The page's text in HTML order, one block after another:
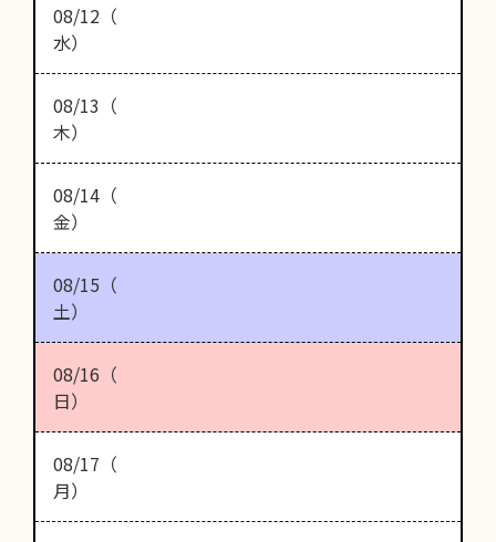
08/12（
水）
08/13（
木）
08/14（
金）
08/15（
土）
08/16（
日）
08/17（
月）